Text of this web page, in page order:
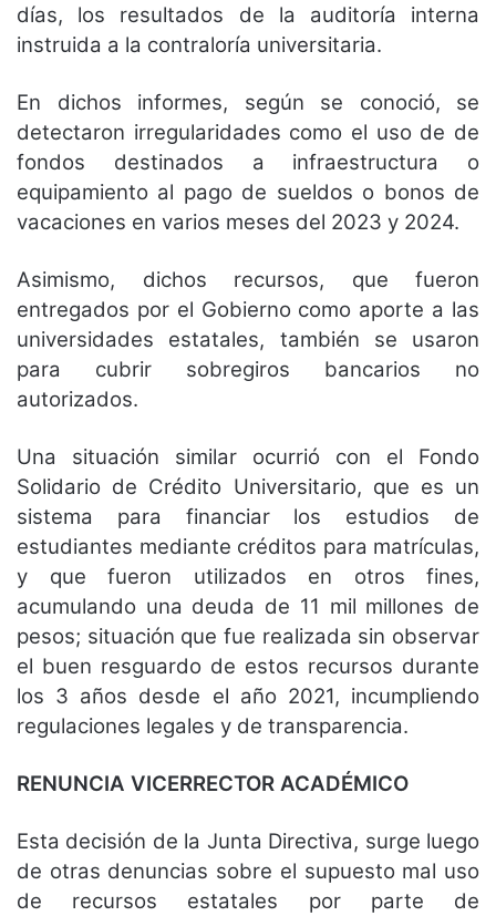
días, los resultados de la auditoría interna
instruida a la contraloría universitaria.
En dichos informes, según se conoció, se
detectaron irregularidades como el uso de de
fondos destinados a infraestructura o
equipamiento al pago de sueldos o bonos de
vacaciones en varios meses del 2023 y 2024.
Asimismo, dichos recursos, que fueron
entregados por el Gobierno como aporte a las
universidades estatales, también se usaron
para cubrir sobregiros bancarios no
autorizados.
Una situación similar ocurrió con el Fondo
Solidario de Crédito Universitario, que es un
sistema para financiar los estudios de
estudiantes mediante créditos para matrículas,
y que fueron utilizados en otros fines,
acumulando una deuda de 11 mil millones de
pesos; situación que fue realizada sin observar
el buen resguardo de estos recursos durante
los 3 años desde el año 2021, incumpliendo
regulaciones legales y de transparencia.
RENUNCIA VICERRECTOR ACADÉMICO
Esta decisión de la Junta Directiva, surge luego
de otras denuncias sobre el supuesto mal uso
de recursos estatales por parte de